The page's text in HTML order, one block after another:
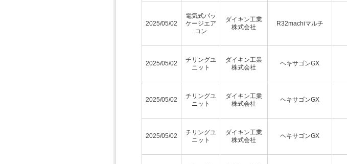
2025/05/02
電気式パッ
ケージエア
コン
ダイキン工業
株式会社
R32machiマルチ
2025/05/02
チリングユ
ニット
ダイキン工業
株式会社
ヘキサゴンGX
2025/05/02
チリングユ
ニット
ダイキン工業
株式会社
ヘキサゴンGX
2025/05/02
チリングユ
ニット
ダイキン工業
株式会社
ヘキサゴンGX